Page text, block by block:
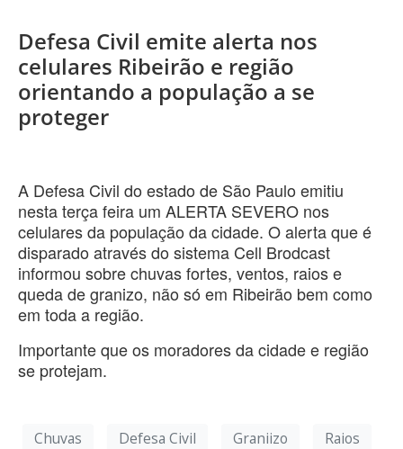
Defesa Civil emite alerta nos
celulares Ribeirão e região
orientando a população a se
proteger
A Defesa Civil do estado de São Paulo emitiu
nesta terça feira um ALERTA SEVERO nos
celulares da população da cidade. O alerta que é
disparado através do sistema Cell Brodcast
informou sobre chuvas fortes, ventos, raios e
queda de granizo, não só em Ribeirão bem como
em toda a região.
Importante que os moradores da cidade e região
se protejam.
Chuvas Defesa Civil Graniizo Raios